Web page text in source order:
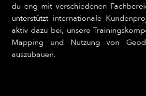
du eng mit verschiedenen
unterstützt internationale
aktiv dazu bei, unsere
Mapping und Nutzung von
auszubauen.